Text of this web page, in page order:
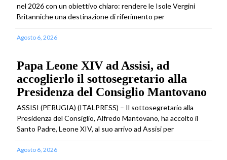
nel 2026 con un obiettivo chiaro: rendere le Isole Vergini
Britanniche una destinazione di riferimento per
Agosto 6, 2026
Papa Leone XIV ad Assisi, ad
accoglierlo il sottosegretario alla
Presidenza del Consiglio Mantovano
ASSISI (PERUGIA) (ITALPRESS) – Il sottosegretario alla
Presidenza del Consiglio, Alfredo Mantovano, ha accolto il
Santo Padre, Leone XIV, al suo arrivo ad Assisi per
Agosto 6, 2026